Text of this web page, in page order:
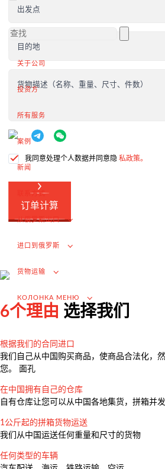
关于公司
投资方
所有服务
案例
新闻
联系方式
从俄罗斯出口
进口到俄罗斯
货物运输
КОЛОНКА МЕНЮ
完成交易
外部市场推广
在俄罗斯采购（为外国公司服务）
.
进口到俄罗斯
从中国进口货物
选择国外供应商
在俄罗斯市场推广（为外国公司服务）
货物运输
Доставка груза из Китая
国际航运
公路运输
铁路运输
出发点
目的地
货物描述（名称、重量、尺寸、件数）
我同意处理个人数据并同意隐 私政策。
订单计算
6个理由 选择我们
根据我们的合同进口
我们自己从中国购买商品，使商品合法化，
您。 面孔
在中国拥有自己的仓库
自有仓库让您可以从中国各地集货，拼箱并
1公斤起的拼箱货物运送
我们从中国运送任何重量和尺寸的货物
任何类型的车辆